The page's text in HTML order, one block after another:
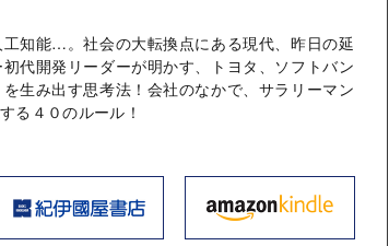
知能…。社会の大転換点にある現代、昨日の延
代開発リーダーが明かす、トヨタ、ソフトバン
生み出す思考法！会社のなかで、サラリーマン
る４０のルール！